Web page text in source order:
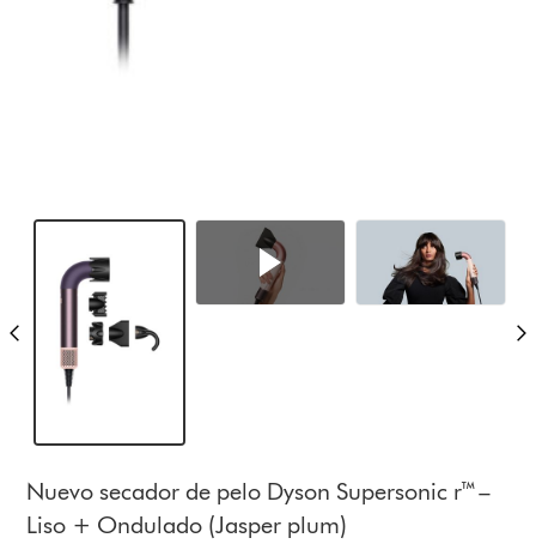
Nuevo secador de pelo Dyson Supersonic r™ –
Liso + Ondulado (Jasper plum)